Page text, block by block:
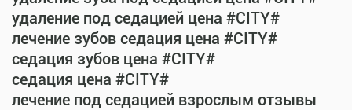
удаление под седацией цена #CITY#
лечение зубов седация цена #CITY#
седация зубов цена #CITY#
седация цена #CITY#
лечение под седацией взрослым отзывы